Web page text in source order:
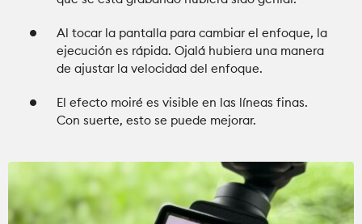
Al tocar la pantalla para cambiar el enfoque, la
ejecución es rápida. Ojalá hubiera una manera
de ajustar la velocidad del enfoque.
El efecto moiré es visible en las líneas finas.
Con suerte, esto se puede mejorar.